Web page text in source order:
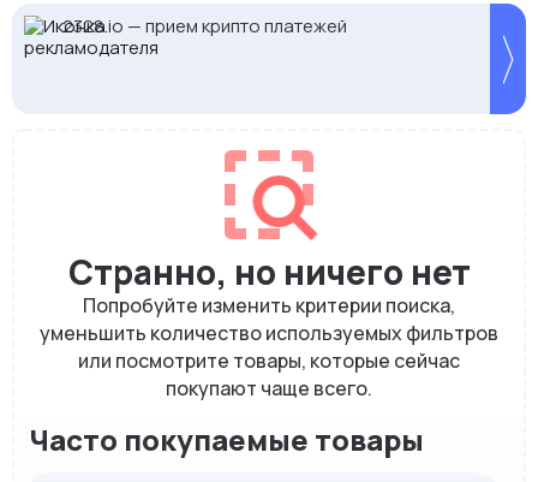
2328.io — прием крипто платежей
Proxys.io - лучшие прокси 💚 Подберём под ваши
задачи 🚀 Промокод Store - 20% на всё!
Кешбек до 10% на прокси с NodeMaven.
Используй DRK35 для скидки 35%
Странно, но ничего нет
Попробуйте изменить критерии поиска,
уменьшить количество используемых фильтров
или посмотрите товары, которые сейчас
покупают чаще всего.
Часто покупаемые товары